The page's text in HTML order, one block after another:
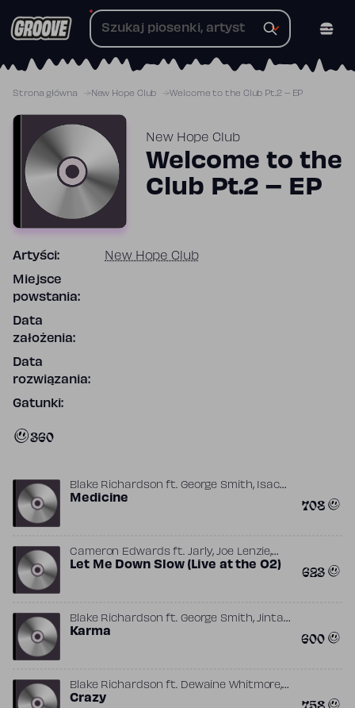
do
Strona główna New Hope Club Welcome to the Club Pt.2 – EP
New Hope Club
Welcome to the
Club Pt.2 – EP
Artyści: New Hope Club
Miejsce
powstania:
Data
założenia:
Data
rozwiązania:
Gatunki:
360
Blake Richardson ft. George Smith, Isac
Elliot ,Jared William Lee
Medicine 708
Cameron Edwardsft. Jarly,Joe Lenzie,
Johan Martin Lindström,Max McElligott
Let Me Down Slow (Live at the O2) 623
Blake Richardson ft. George Smith,Jintae
Ko,Reece Bibby
Karma 600
Blake Richardson ft. Dewaine Whitmore,
George Smith
Crazy 758